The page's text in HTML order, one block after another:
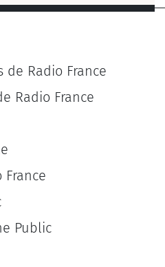
de Radio France
Radio France
France
Public